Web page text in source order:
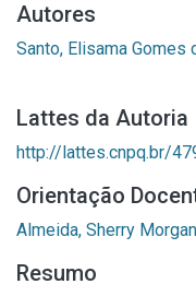
Autores
Santo, Elisama Gomes
Lattes da Autoria
http://lattes.cnpq.br/
Orientação
Almeida, Sherry
Resumo